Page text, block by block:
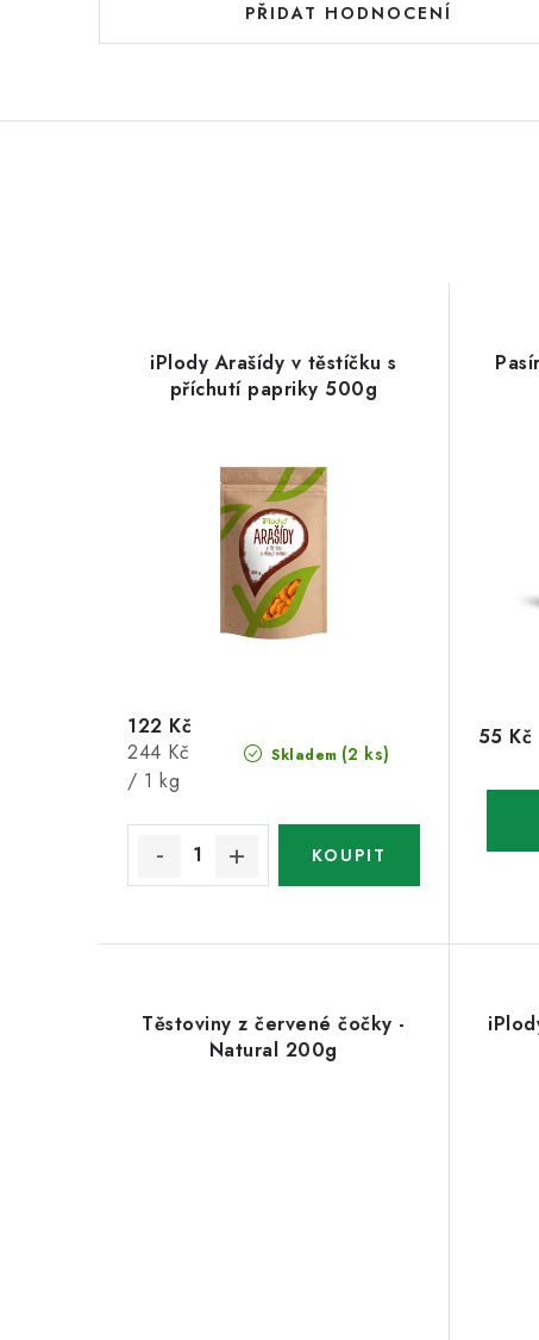
PŘIDAT HODNOCENÍ
iPlody Arašídy v těstíčku s
příchutí papriky 500g
Skladem (2 ks)
122 Kč
Měrná
cena:
244 Kč
/ 1 kg
55 Kč
Těstoviny z červené čočky -
Natural 200g